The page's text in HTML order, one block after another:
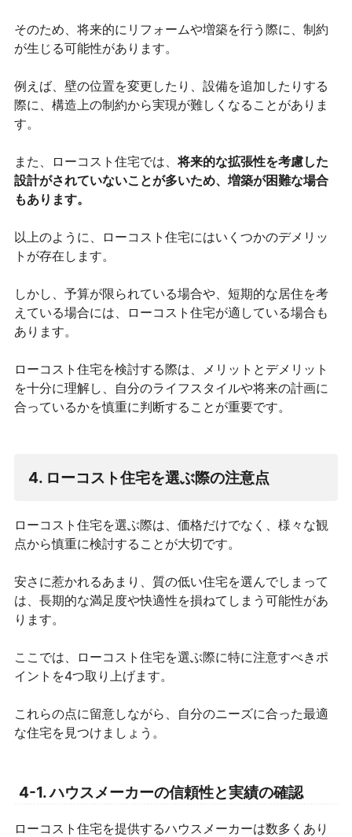
そのため、将来的にリフォームや増築を行う際に、制約
が生じる可能性があります。
例えば、壁の位置を変更したり、設備を追加したりする
際に、構造上の制約から実現が難しくなることがありま
す。
また、ローコスト住宅では、将来的な拡張性を考慮した
設計がされていないことが多いため、増築が困難な場合
もあります。
以上のように、ローコスト住宅にはいくつかのデメリッ
トが存在します。
しかし、予算が限られている場合や、短期的な居住を考
えている場合には、ローコスト住宅が適している場合も
あります。
ローコスト住宅を検討する際は、メリットとデメリット
を十分に理解し、自分のライフスタイルや将来の計画に
合っているかを慎重に判断することが重要です。
4. ローコスト住宅を選ぶ際の注意点
ローコスト住宅を選ぶ際は、価格だけでなく、様々な観
点から慎重に検討することが大切です。
安さに惹かれるあまり、質の低い住宅を選んでしまって
は、長期的な満足度や快適性を損ねてしまう可能性があ
ります。
ここでは、ローコスト住宅を選ぶ際に特に注意すべきポ
イントを4つ取り上げます。
これらの点に留意しながら、自分のニーズに合った最適
な住宅を見つけましょう。
4-1. ハウスメーカーの信頼性と実績の確認
ローコスト住宅を提供するハウスメーカーは数多くあり